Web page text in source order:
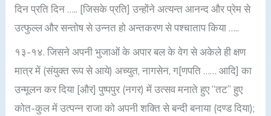
दिन प्रति दिन ….. [जिसके प्रति] उन्होंने अत्यन्त आनन्द और प्रेम से
उत्फुल्ल और सन्तोष से उन्नत हो अन्तकरण से पश्चाताप किया …..
१३-१४. जिसने अपनी भुजाओं के अपार बल के वेग से अकेले ही क्षण
मात्र में (संयुक्त रूप से आये) अच्युत, नागसेन, ग[णपति …… आदि] का
उन्मूलन कर दिया [और] पुष्पपुर (नगर) में उत्सव मनाते हुए “तट” हुए
कोत-कुल में उत्पन्न राजा को अपनी शक्ति से बन्दी बनाया (दण्ड दिया);